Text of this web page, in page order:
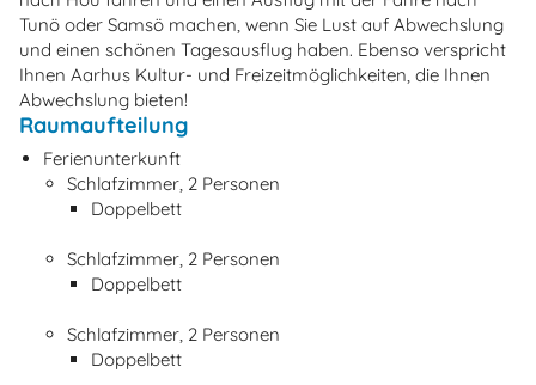
Tunö oder Samsö machen, wenn Sie Lust auf Abwechslung
und einen schönen Tagesausflug haben. Ebenso verspricht
Ihnen Aarhus Kultur- und Freizeitmöglichkeiten, die Ihnen
Abwechslung bieten!
Raumaufteilung
Ferienunterkunft
Schlafzimmer, 2 Personen
Doppelbett
Schlafzimmer, 2 Personen
Doppelbett
Schlafzimmer, 2 Personen
Doppelbett